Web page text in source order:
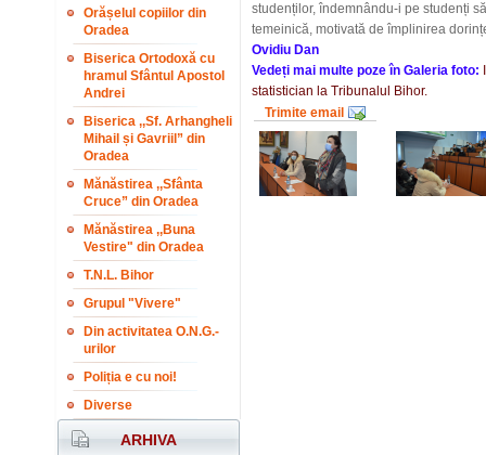
Orășelul copiilor din
Oradea
Biserica Ortodoxă cu
hramul Sfântul Apostol
Andrei
Biserica ,,Sf. Arhangheli
Mihail și Gavriil” din
Oradea
Mănăstirea ,,Sfânta
Cruce” din Oradea
Mănăstirea ,,Buna
Vestire" din Oradea
T.N.L. Bihor
Grupul "Vivere"
Din activitatea O.N.G.-
urilor
Poliția e cu noi!
Diverse
ARHIVA
studenților, îndemnându-i pe studenți
temeinică, motivată de împlinirea
Ovidiu Dan
Vedeți mai multe poze în Galeria foto:
statistician la Tribunalul Bihor.
Trimite email